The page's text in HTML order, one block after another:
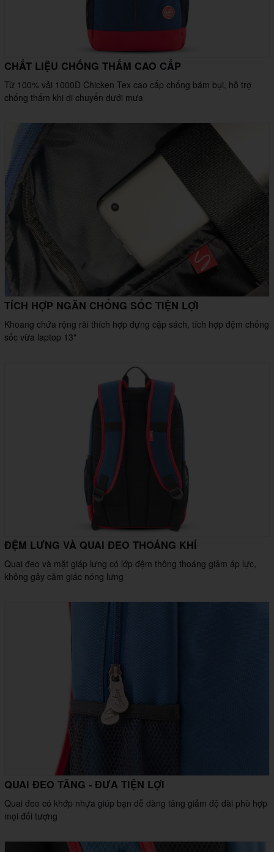
CHẤT LIỆU CHỐNG THẤM CAO CẤP
Từ 100% vải 1000D Chicken Tex cao cấp chống bám bụi, hỗ trợ
chống thấm khi di chuyển dưới mưa
TÍCH HỢP NGĂN CHỐNG SỐC TIỆN LỢI
Khoang chứa rộng rãi thích hợp đựng cặp sách, tích hợp đệm chống
sốc vừa laptop 13"
ĐỆM LƯNG VÀ QUAI ĐEO THOÁNG KHÍ
Quai đeo và mặt giáp lưng có lớp đệm thông thoáng giảm áp lực,
không gây cảm giác nóng lưng
QUAI ĐEO TĂNG - ĐƯA TIỆN LỢI
Quai đeo có khớp nhựa giúp bạn dễ dàng tăng giảm độ dài phù hợp
mọi đối tượng